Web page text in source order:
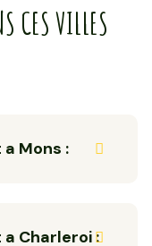
CES VILLES
Mons :
Charleroi :